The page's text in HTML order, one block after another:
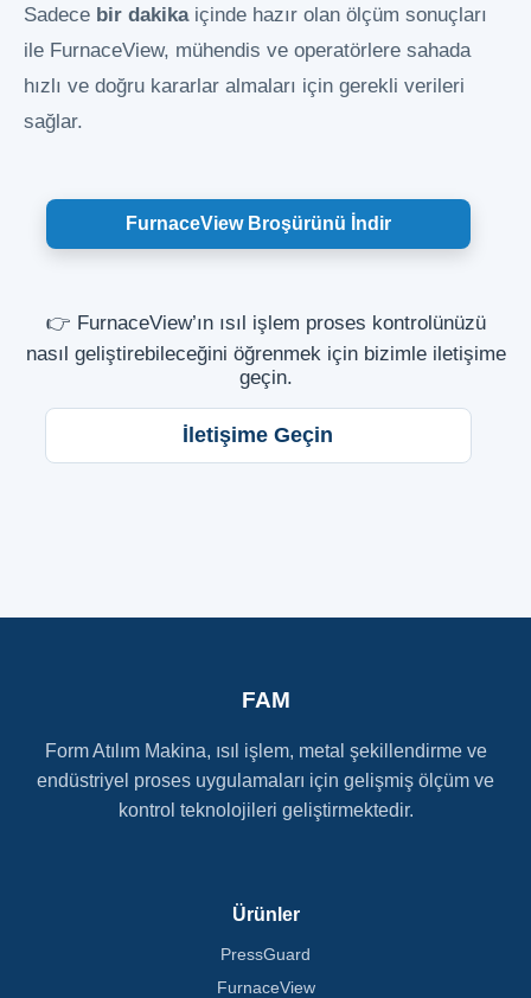
Sadece bir dakikaiçinde hazır olan ölçüm sonuçları
ile FurnaceView, mühendis ve operatörlere sahada
hızlı ve doğru kararlar almaları için gerekli verileri
sağlar.
FurnaceView Broşürünü İndir
👉 FurnaceView’ın ısıl işlem proses kontrolünüzü
nasıl geliştirebileceğini öğrenmek için bizimle iletişime
geçin.
İletişime Geçin
FAM
Form Atılım Makina, ısıl işlem, metal şekillendirme ve
endüstriyel proses uygulamaları için gelişmiş ölçüm ve
kontrol teknolojileri geliştirmektedir.
Ürünler
PressGuard
FurnaceView